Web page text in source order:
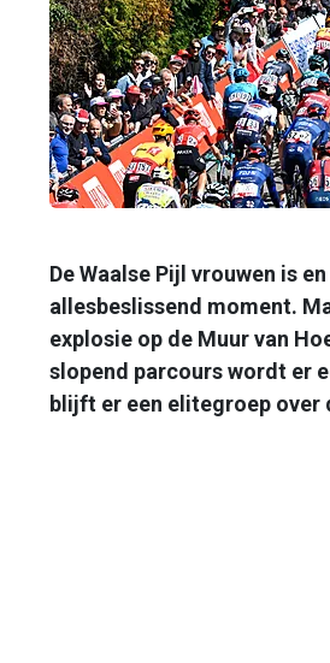
De Waalse Pijl vrouwen is
allesbeslissend moment.
explosie op de Muur van
slopend parcours wordt er
blijft er een elitegroep over